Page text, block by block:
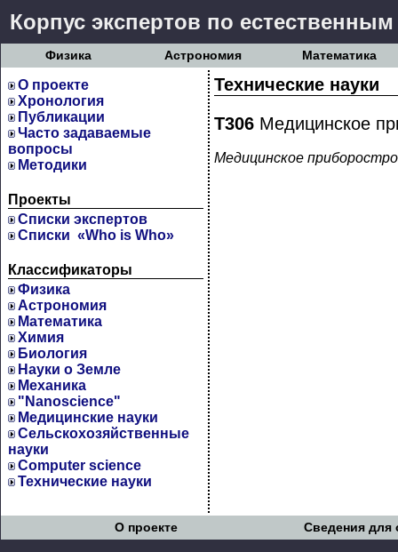
Корпус экспертов по
Физика Астрономия Математика
О проекте
Хронология
Публикации
Часто задаваемые
вопросы
Методики
Проекты
Cписки экспертов
Списки «Who is Who»
Классификаторы
Физика
Астрономия
Математика
Химия
Биология
Науки о Земле
Механика
"Nanoscience"
Медицинские науки
Сельскохозяйственные
науки
Computer science
Технические науки
Технические науки
Т306 Медицинское
Медицинское
О проекте Сведения для